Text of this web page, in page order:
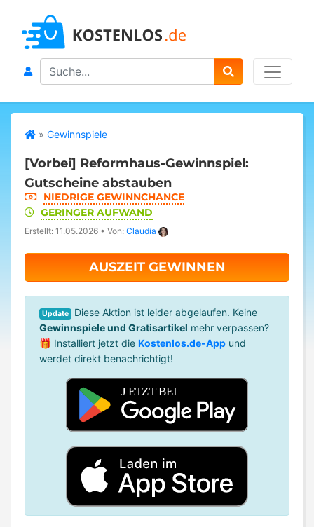
Search
» Gewinnspiele
[Vorbei] Reformhaus-Gewinnspiel:
Gutscheine abstauben
NIEDRIGE GEWINNCHANCE
GERINGER AUFWAND
Erstellt: 11.05.2026 • Von: Claudia
AUSZEIT GEWINNEN
Update
Diese Aktion ist leider abgelaufen. Keine
Gewinnspiele und Gratisartikel mehr verpassen?
🎁 Installiert jetzt die Kostenlos.de-App und
werdet direkt benachrichtigt!